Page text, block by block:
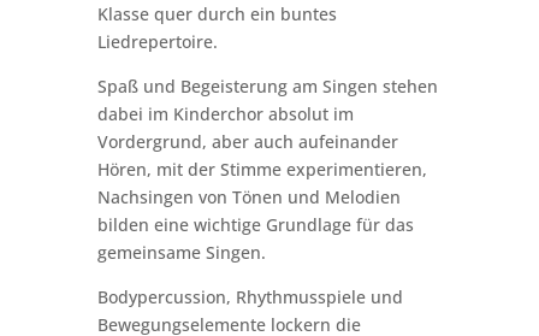
Klasse quer durch ein buntes
Liedrepertoire.
Spaß und Begeisterung am Singen stehen
dabei im Kinderchor absolut im
Vordergrund, aber auch aufeinander
Hören, mit der Stimme experimentieren,
Nachsingen von Tönen und Melodien
bilden eine wichtige Grundlage für das
gemeinsame Singen.
Bodypercussion, Rhythmusspiele und
Bewegungselemente lockern die